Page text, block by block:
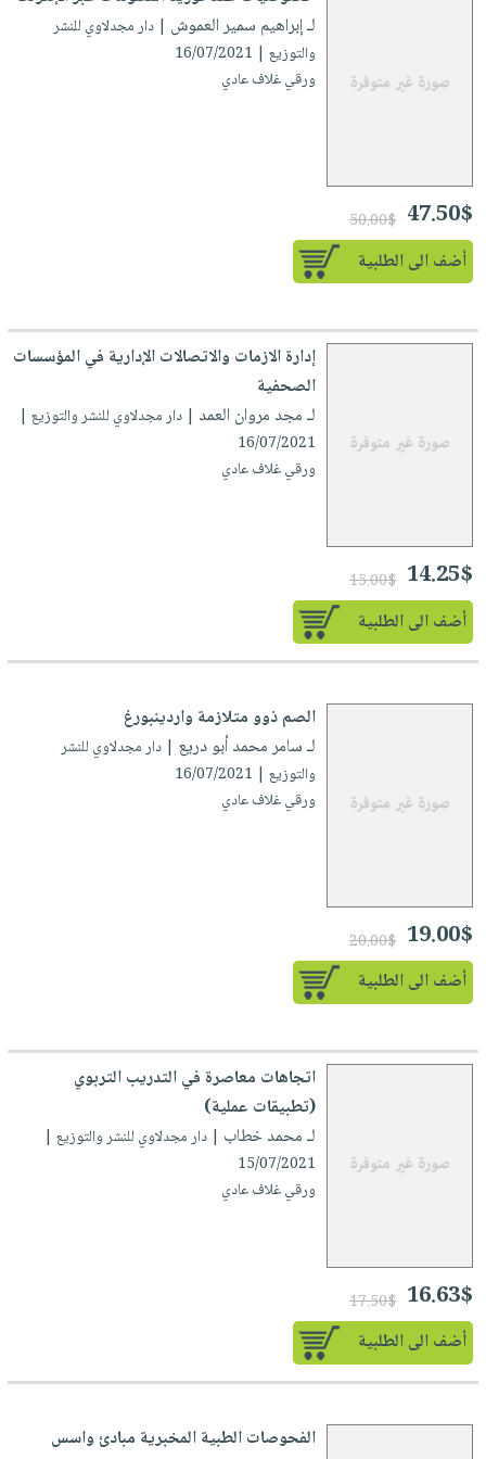
الحمية
الأوعية
المطبخ
العودة
اكسسوارات
اكسسوارات
مطرزات
عناية
مناسبات
بنود
الاشتراكات
صندوق
القراءة
بلا
بحث
متقدم
وفرات
سياسة
أسئلة
يتكرر
طرحها
خدمات
نيل
معنا
لائحة
التسوق
نشرة
الإصدارات
لـ إبراهيم سمير العموش | دار مجدلاوي للنشر
والتوزيع | 16/07/2021
ورقي غلاف عادي
47.50$
50.00$
أضف الى الطلبية
إدارة الازمات والاتصالات الإدارية في المؤسسات
الصحفية
لـ مجد مروان العمد | دار مجدلاوي للنشر والتوزيع |
16/07/2021
ورقي غلاف عادي
14.25$
15.00$
أضف الى الطلبية
الصم ذوو متلازمة واردينبورغ
لـ سامر محمد أبو دريع | دار مجدلاوي للنشر
والتوزيع | 16/07/2021
ورقي غلاف عادي
19.00$
20.00$
أضف الى الطلبية
اتجاهات معاصرة في التدريب التربوي
(تطبيقات عملية)
لـ محمد خطاب | دار مجدلاوي للنشر والتوزيع |
15/07/2021
ورقي غلاف عادي
16.63$
17.50$
أضف الى الطلبية
الفحوصات الطبية المخبرية مبادئ واسس